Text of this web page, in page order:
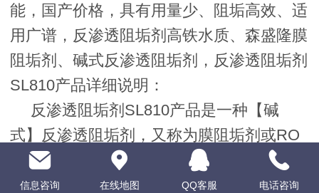
能，国产价格，具有用量少、阻垢高效、适
用广谱，反渗透阻垢剂高铁水质、森盛隆膜
阻垢剂、碱式反渗透阻垢剂，反渗透阻垢剂
SL810产品详细说明：
反渗透阻垢剂SL810产品是一种【碱
式】反渗透阻垢剂，又称为膜阻垢剂或RO
反渗透膜阻垢剂，是专为反渗透（RO）系
统开发的一种广谱高效阻垢剂。森盛隆反渗
信息咨询 在线地图 QQ客服 电话咨询